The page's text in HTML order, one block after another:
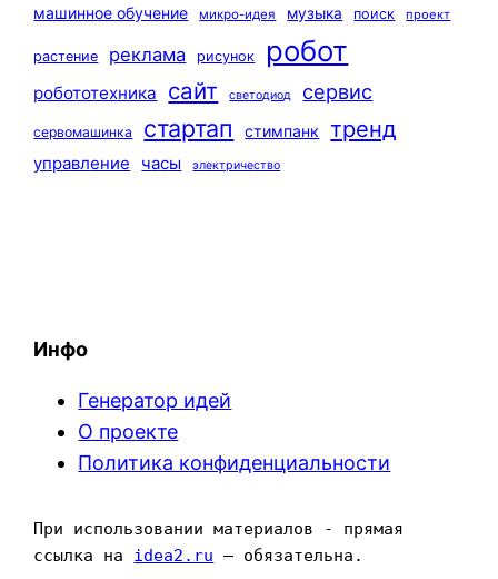
машинное обучение
микро-идея музыка поиск проект
растение реклама рисунок робот
робототехника сайт светодиод сервис
сервомашинка стартап стимпанк тренд
управление часы электричество
Инфо
Генератор идей
О проекте
Политика конфиденциальности
При использовании материалов - прямая
ссылка на idea2.ru — обязательна.